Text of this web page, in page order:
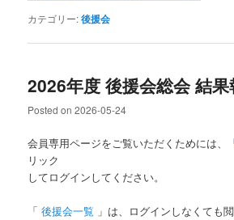
カテゴリー:後援会
2026年度 後援会総会 結果
Posted on2026-05-24
会員専用ページをご覧いただくためには、
リック
してログインしてください。
「後援会一覧 」は、ログインしなくても閲